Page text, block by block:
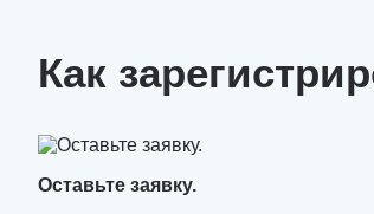
Как
Оставьте заявку.